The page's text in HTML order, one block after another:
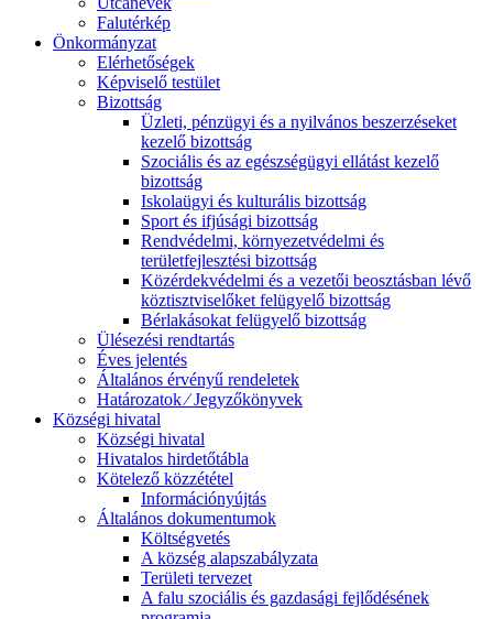
Falutérkép
Önkormányzat
Elérhetőségek
Képviselő testület
Bizottság
Üzleti, pénzügyi és a nyilvános beszerzéseket
kezelő bizottság
Szociális és az egészségügyi ellátást kezelő
bizottság
Iskolaügyi és kulturális bizottság
Sport és ifjúsági bizottság
Rendvédelmi, környezetvédelmi és
területfejlesztési bizottság
Közérdekvédelmi és a vezetői beosztásban lévő
köztisztviselőket felügyelő bizottság
Bérlakásokat felügyelő bizottság
Ülésezési rendtartás
Éves jelentés
Általános érvényű rendeletek
Határozatok ⁄ Jegyzőkönyvek
Községi hivatal
Községi hivatal
Hivatalos hirdetőtábla
Kötelező közzététel
Információnyújtás
Általános dokumentumok
Költségvetés
A község alapszabályzata
Területi tervezet
A falu szociális és gazdasági fejlődésének